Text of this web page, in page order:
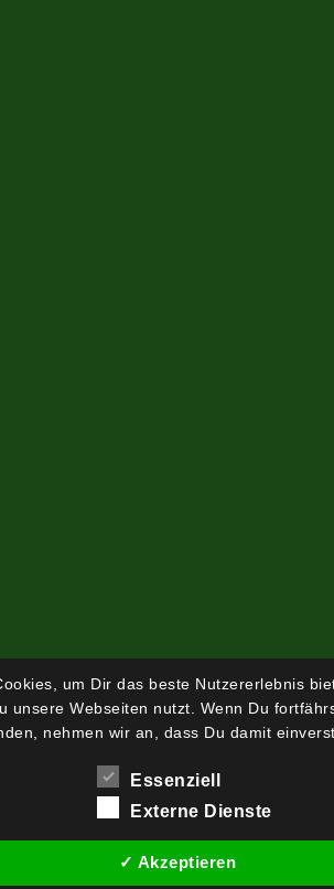
um Dir das beste Nutzererlebnis
unsere Webseiten nutzt. Wenn Du
nehmen wir an, dass Du damit
Essenziell
Externe Dienste
✓ Akzeptieren